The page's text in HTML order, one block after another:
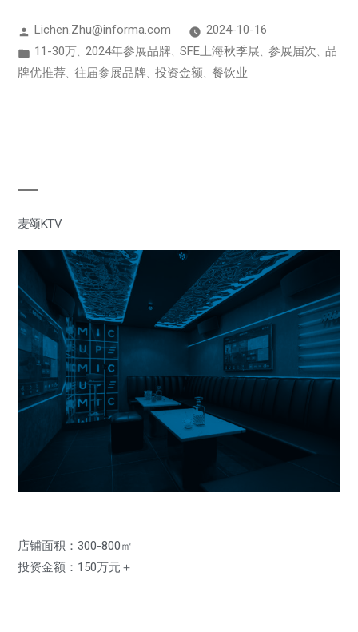
Lichen.Zhu@informa.com
2024-10-16
11-30万、2024年参展品牌、SFE上海秋季展、参展届次、品
牌优推荐、 往届参展品牌、 投资金额、 餐饮业
麦颂KTV
店铺面积：300-800㎡
投资金额：150万元＋